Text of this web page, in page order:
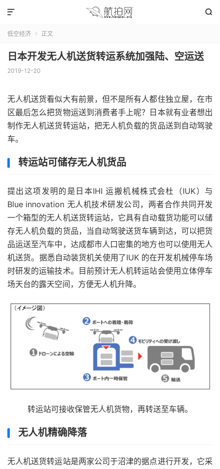


低空经济  正文
日本开发无人机送货转运系统加强陆、空运送
2019-12-20
无人机送货看似大有前景，但不是所有人都住独立屋，在市
区最后怎么把货物运送到消费者手上呢？日本就有业者想出
制作无人机送货转运站，把无人机负载的货品送到自动驾驶
车。
转运站可储存无人机货品
提出这项发明的是日本IHI 运搬机械株式会杜（IUK）与
Blue innovation 无人机技术研发公司，两者合作共同开发
一个箱型的无人机送货转运站，它具有自动载货功能可以储
存无人机负载的货品，当自动驾驶送货车辆到达，可以把货
品运送至汽车中，达成都市人口密集的地方也可以使用无人
机送货。据悉自动装货机关使用了IUK 的在开发机械停车场
时研发的运输技术。目前预计无人机转运站会使用立体停车
场天台的露天空间，方便无人机升降。
转运站可接收保管无人机货物，再转送至车辆。
无人机精确降落
无人机送货转运站是两家公司于沼津的据点进行开发，它采